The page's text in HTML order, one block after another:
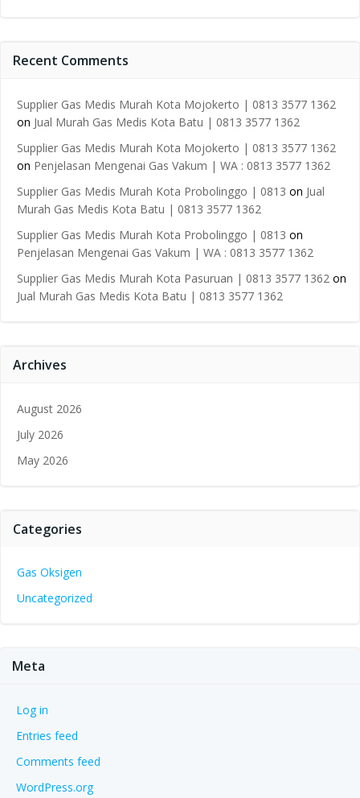
Recent Comments
Supplier Gas Medis Murah Kota Mojokerto | 0813 3577 1362
on Jual Murah Gas Medis Kota Batu | 0813 3577 1362
Supplier Gas Medis Murah Kota Mojokerto | 0813 3577 1362
on Penjelasan Mengenai Gas Vakum | WA : 0813 3577 1362
Supplier Gas Medis Murah Kota Probolinggo | 0813 on Jual
Murah Gas Medis Kota Batu | 0813 3577 1362
Supplier Gas Medis Murah Kota Probolinggo | 0813 on
Penjelasan Mengenai Gas Vakum | WA : 0813 3577 1362
Supplier Gas Medis Murah Kota Pasuruan | 0813 3577 1362 on
Jual Murah Gas Medis Kota Batu | 0813 3577 1362
Archives
August 2026
July 2026
May 2026
Categories
Gas Oksigen
Uncategorized
Meta
Log in
Entries feed
Comments feed
WordPress.org